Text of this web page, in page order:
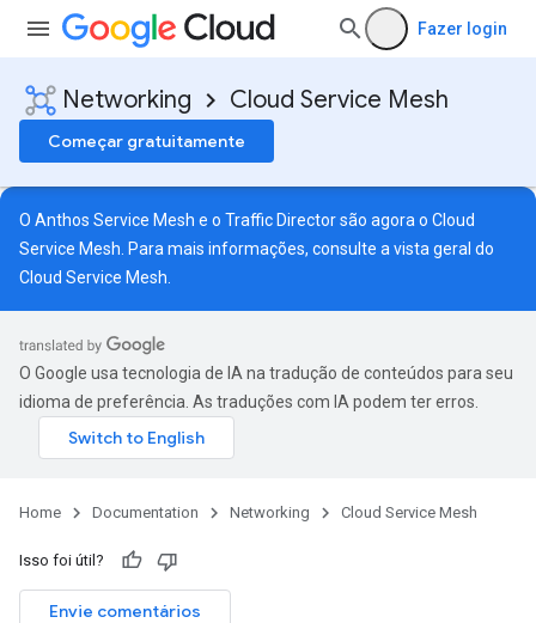
Fazer login
Networking Cloud Service Mesh
Começar gratuitamente
O Anthos Service Mesh e o Traffic Director são agora o Cloud
Service Mesh. Para mais informações, consulte a vista geral do
Cloud Service Mesh
O Google usa tecnologia de IA na tradução de conteúdos para seu
idioma de preferência. As traduções com IA podem ter erros.
Home Documentation Networking Cloud Service Mesh
Isso foi útil?
Envie comentários